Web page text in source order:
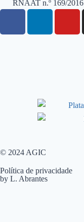
RNAAT n.º 169/2016
© 2024 AGIC
Política de privacidade
by L. Abrantes